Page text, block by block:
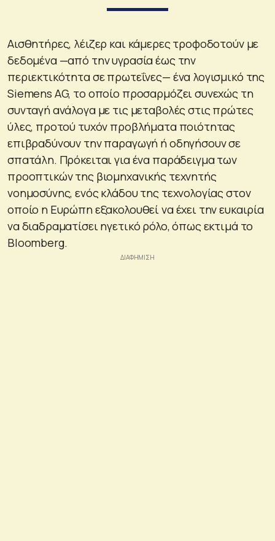
Αισθητήρες, λέιζερ και κάμερες τροφοδοτούν με
δεδομένα —από την υγρασία έως την
περιεκτικότητα σε πρωτεΐνες— ένα λογισμικό της
Siemens AG, το οποίο προσαρμόζει συνεχώς τη
συνταγή ανάλογα με τις μεταβολές στις πρώτες
ύλες, προτού τυχόν προβλήματα ποιότητας
επιβραδύνουν την παραγωγή ή οδηγήσουν σε
σπατάλη. Πρόκειται για ένα παράδειγμα των
προοπτικών της βιομηχανικής τεχνητής
νοημοσύνης, ενός κλάδου της τεχνολογίας στον
οποίο η Ευρώπη εξακολουθεί να έχει την ευκαιρία
να διαδραματίσει ηγετικό ρόλο, όπως εκτιμά το
Bloomberg.